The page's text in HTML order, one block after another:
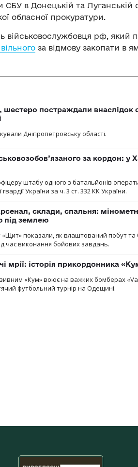
СБУ в Донецькій та Луганській
обласної прокуратури.
військовослужбовця рф, який
за відмову закопати в
постраждали внаслідок
Дніпропетровську області.
за кордон: у
штабу одного з батальйонів
України за ч. 3 ст. 332 КК України.
склади, спальня:
під землею
«Щит» показали, як влаштований побут та
час виконання бойових завдань.
мрії: історія прикордонника
«Кум» воює на важких бомберах
футбольний турнір на Одещині.